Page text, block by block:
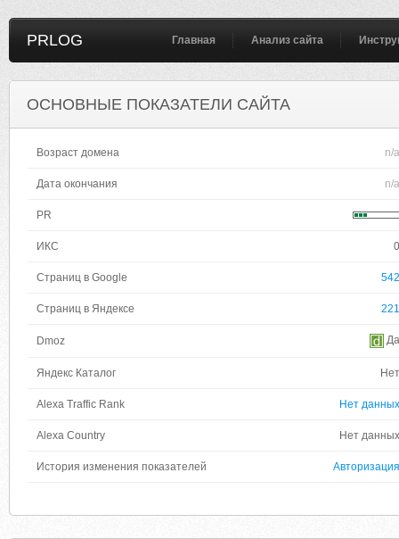
PRLOG Главная Анализ сайта
ОСНОВНЫЕ ПОКАЗАТЕЛИ САЙТА
Возраст домена n/a
Дата окончания n/a
PR
ИКС 0
Страниц в Google 542
Страниц в Яндексе 221
Dmoz Да
Яндекс Каталог Нет
Alexa Traffic Rank Нет данных
Alexa Country Нет данных
История изменения показателей Авторизация